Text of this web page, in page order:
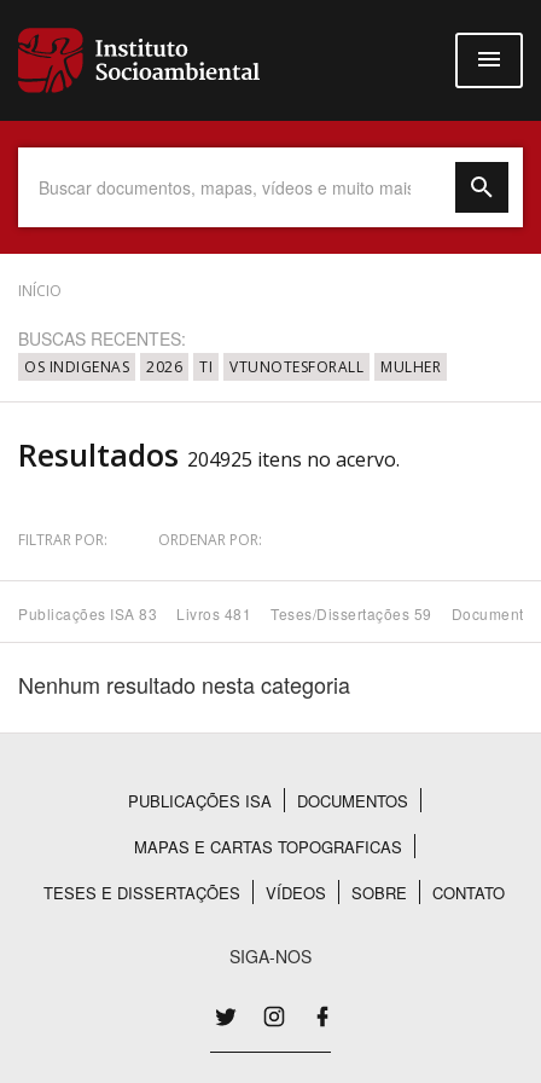
para
conteúdo
Data do Documento
Até
Povo Indígena
INÍCIO
BUSCAS RECENTES:
OS INDIGENAS 2026 TI VTUNOTESFORALL MULHER
Resultados 204925 itens no acervo.
FILTRAR POR: ORDENAR POR:
Publicações ISA 83 Livros 481 Teses/Dissertações 59
Nenhum resultado nesta categoria
Rodapé
PUBLICAÇÕES ISA
DOCUMENTOS
MAPAS E CARTAS TOPOGRAFICAS
TESES E DISSERTAÇÕES
VÍDEOS SOBRE CONTATO
SIGA-NOS